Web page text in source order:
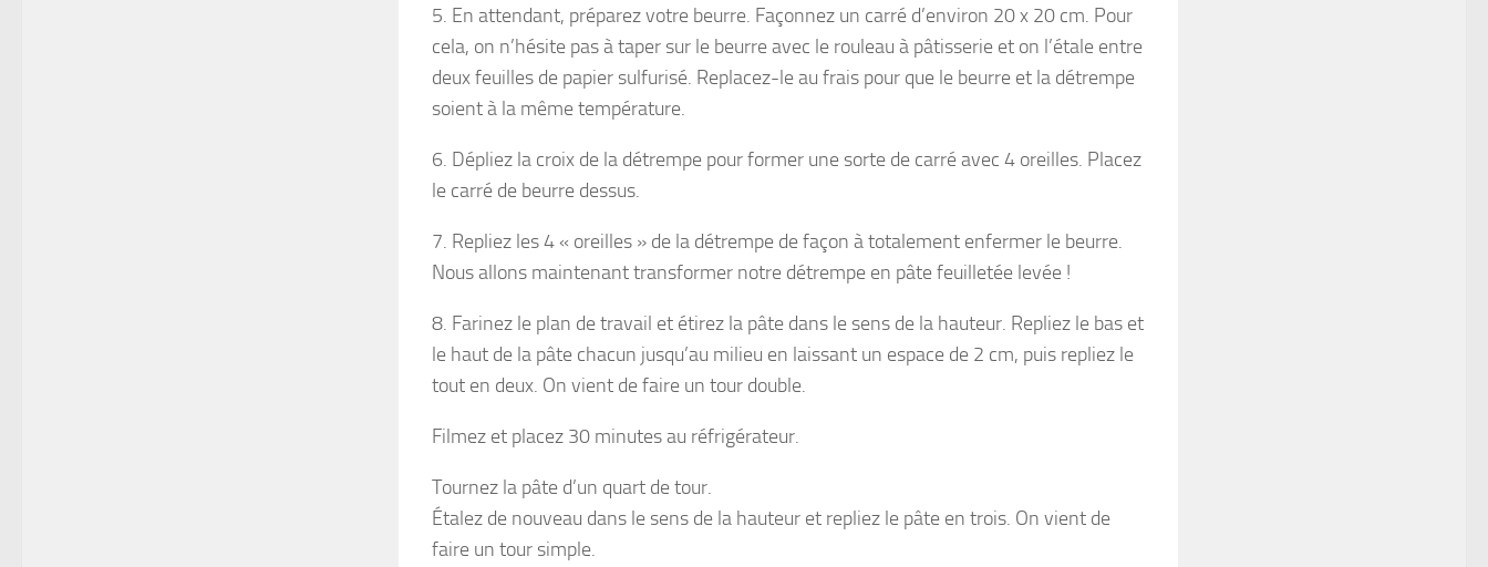
5. En attendant, préparez votre beurre. Façonnez un carré d’environ 20 x 20 cm. Pour
cela, on n’hésite pas à taper sur le beurre avec le rouleau à pâtisserie et on l’étale entre
deux feuilles de papier sulfurisé. Replacez-le au frais pour que le beurre et la détrempe
soient à la même température.
6. Dépliez la croix de la détrempe pour former une sorte de carré avec 4 oreilles. Placez
le carré de beurre dessus.
7. Repliez les 4 « oreilles » de la détrempe de façon à totalement enfermer le beurre.
Nous allons maintenant transformer notre détrempe en pâte feuilletée levée !
8. Farinez le plan de travail et étirez la pâte dans le sens de la hauteur. Repliez le bas et
le haut de la pâte chacun jusqu’au milieu en laissant un espace de 2 cm, puis repliez le
tout en deux. On vient de faire un tour double.
Filmez et placez 30 minutes au réfrigérateur.
Tournez la pâte d’un quart de tour.
Étalez de nouveau dans le sens de la hauteur et repliez le pâte en trois. On vient de
faire un tour simple.